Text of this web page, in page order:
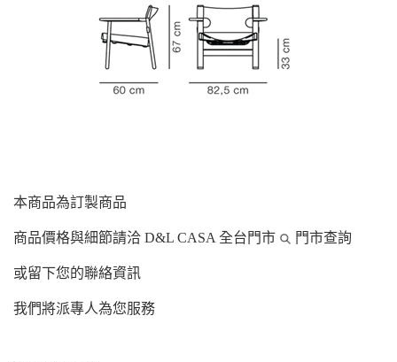
本商品為訂製商品
商品價格與細節請洽 D&L CASA 全台門市 門市查詢
或留下您的聯絡資訊
我們將派專人為您服務